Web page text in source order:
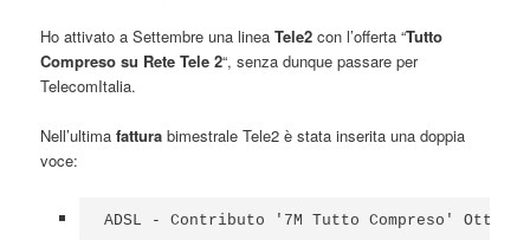
Ho attivato a Settembre una linea Tele2 con l’offerta “Tutto
Compreso su Rete Tele 2“, senza dunque passare per
TelecomItalia.
Nell’ultimafattura bimestrale Tele2 è stata inserita una doppia
voce:
ADSL - Contributo '7M Tutto Compreso'